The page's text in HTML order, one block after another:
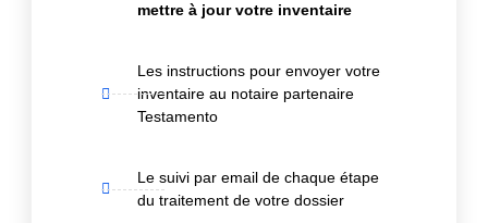
mettre à jour votre inventaire
Les instructions pour envoyer votre
inventaire au notaire partenaire
Testamento
Le suivi par email de chaque étape
du traitement de votre dossier